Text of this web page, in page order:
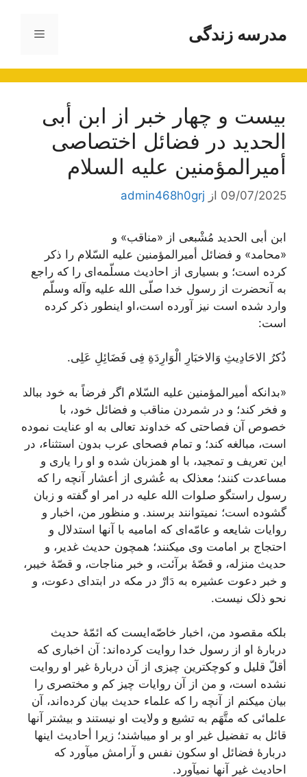
محتوامدرسه زندگی فهرست
بیست و چهار خبر از ابن أبی
الحدید در فضائل اختصاصی
أمیرالمؤمنین علیه السلام
09/07/2025 از admin468h0grj
ابن‌ أبی الحدید مُشْبعی از «مناقب‌» و
«محامد» و فضائل‌ أمیرالمؤمنین‌ علیه‌ السّلام‌ را ذکر
کرده‌ است‌؛ و بسیاری از احادیث‌ مسلّمه‌ای را که‌ راجع‌
به‌ آنحضرت‌ از رسول‌ خدا صلّی الله‌ علیه‌ وآله‌ وسلّم‌
وارد شده‌ است‌ نیز آورده‌ است،او اینطور ذکر کرده‌
است‌:
ذُکرُ الاحَادِیثِ وَالاخبَارِ الْوَارِدَةِ فِی فَضَائِلِ عَلِی.
«بدانکه‌ أمیرالمؤمنین‌ علیه‌ السّلام‌ اگر فرضاً به‌ خود ببالد
و فخر کند؛ و در شمردن‌ مناقب‌ و فضائل‌ خود، با
خصوص‌ آن‌ فصاحتی که‌ خداوند تعالی به‌ او عنایت‌ نموده‌
است‌، مبالغه‌ کند؛ و تمام‌ فصحای عرب‌ بدون‌ استثناء، در
این‌ تعریف‌ و تمجید، با او همزبان‌ شده‌ و او را یاری و
مساعدت‌ کنند؛ معذلک‌ به‌ عُشری از أعشار آنچه‌ را که‌
رسول‌ راستگو صلوات‌ الله‌ علیه‌ در امر او گفته‌ و زبان‌
گشوده‌ است‌؛ نمیتوانند برسند. و منظور من‌، اخبار و
روایات‌ شایعه‌ و عامّه‌ای که‌ امامیه‌ با آنها استدلال‌ و
احتجاج‌ بر امامت‌ وی میکنند؛ همچون‌ حدیث‌ غدیر، و
حدیث‌ منزله‌، و قصّۀ برآئت‌، و خبر مناجات‌، و قصّۀ خیبر،
و خبر دعوت‌ عشیره‌ به‌ دَارْ در مکه‌ در ابتدای دعوت‌، و
نحو ذلک‌ نیست‌.
بلکه‌ مقصود من‌، اخبار خاصّه‌ایست‌ که‌ ائمّۀ حدیث‌
دربارۀ او از رسول‌ خدا روایت‌ کرده‌اند: آن‌ اخباری که‌
أقلّ قلیل‌ و کوچکترین‌ چیزی از آن‌ دربارۀ غیر او روایت‌
نشده‌ است‌، و من‌ از آن‌ روایات‌ چیز کم‌ و مختصری را
بیان‌ میکنم‌ از آنچه‌ را که‌ علماء حدیث‌ بیان‌ کرده‌اند، آن‌
علمائی که‌ متَّهَم‌ به‌ تشیع‌ و ولایت‌ او نیستند و بیشتر آنها
قائل‌ به‌ تفضیل‌ غیر او بر او میباشند؛ زیرا أحادیث‌ اینها
دربارۀ فضائل‌ او سکون‌ نفس‌ و آرامش‌ میآورد که‌
احادیث‌ غیر آنها نمیآورد.